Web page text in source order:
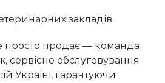
закладів.
продає — команда
сервісне обслуговування
Україні, гарантуючи